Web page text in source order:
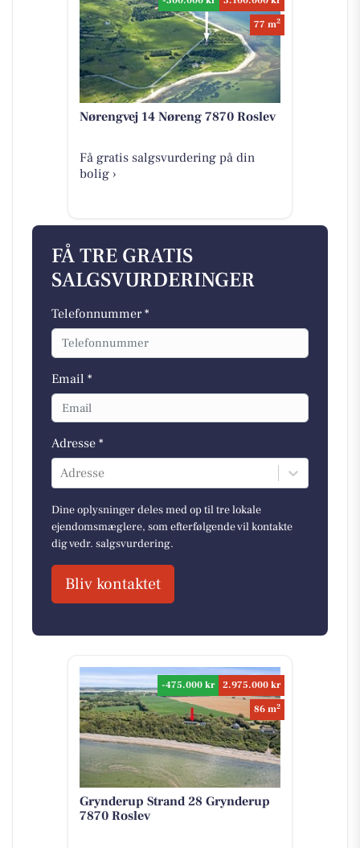
77 m2
Nørengvej 14 Nøreng 7870 Roslev
Få gratis salgsvurdering på din
bolig ›
FÅ TRE GRATIS
SALGSVURDERINGER
Telefonnummer *
Email *
Adresse *
Adresse
Dine oplysninger deles med op til tre lokale
ejendomsmæglere, som efterfølgende vil kontakte
dig vedr. salgsvurdering.
Bliv kontaktet
-475.000 kr
2.975.000 kr
86 m2
Grynderup Strand 28 Grynderup
7870 Roslev